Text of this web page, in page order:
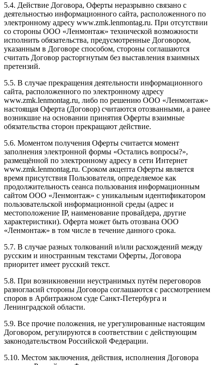
5.4. Действие Договора, Оферты неразрывно связано с
деятельностью информационного сайта, расположенного по
электронному адресу www.zmk.lenmontag.ru. При отсутствии
со стороны ООО «Ленмонтаж» технической возможности
исполнить обязательства, предусмотренные Договором,
указанным в Договоре способом, стороны соглашаются
считать Договор расторгнутым без выставления взаимных
претензий.
5.5. В случае прекращения деятельности информационного
сайта, расположенного по электронному адресу
www.zmk.lenmontag.ru, либо по решению ООО «Ленмонтаж»
настоящая Оферта (Договор) считаются отозванными, а ранее
возникшие на основании принятия Оферты взаимные
обязательства сторон прекращают действие.
5.6. Моментом получения Оферты считается момент
заполнения электронной формы «Остались вопросы?»,
размещённой по электронному адресу в сети Интернет
www.zmk.lenmontag.ru. Сроком акцепта Оферты является
время присутствия Пользователя, определяемое как
продолжительность сеанса пользования информационным
сайтом ООО «Ленмонтаж» с уникальным идентификатором
пользовательской информационной среды (адрес и
местоположение IP, наименование провайдера, другие
характеристики). Оферта может быть отозвана ООО
«Ленмонтаж» в том числе в течение данного срока.
5.7. В случае разных толкований и/или расхождений между
русским и иностранным текстами Оферты, Договора
приоритет имеет русский текст.
5.8. При возникновении неустранимых путём переговоров
разногласий стороны Договора соглашаются с рассмотрением
споров в Арбитражном суде Санкт-Петербурга и
Ленинградской области.
5.9. Все прочие положения, не урегулированные настоящим
Договором, регулируются в соответствии с действующим
законодательством Российской Федерации.
5.10. Местом заключения, действия, исполнения Договора